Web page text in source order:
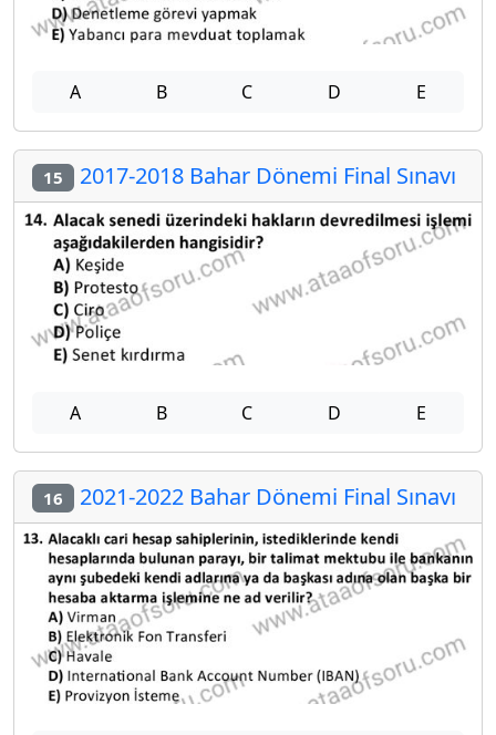
A B C D E
15 2017-2018 Bahar Dönemi Final Sınavı
A B C D E
16 2021-2022 Bahar Dönemi Final Sınavı